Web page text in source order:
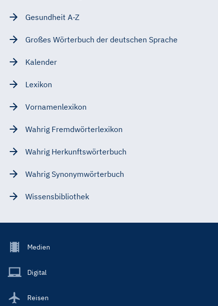
Gesundheit A-Z
Großes Wörterbuch der deutschen Sprache
Kalender
Lexikon
Vornamenlexikon
Wahrig Fremdwörterlexikon
Wahrig Herkunftswörterbuch
Wahrig Synonymwörterbuch
Wissensbibliothek
Footer
Main
Medien
Digital
Reisen